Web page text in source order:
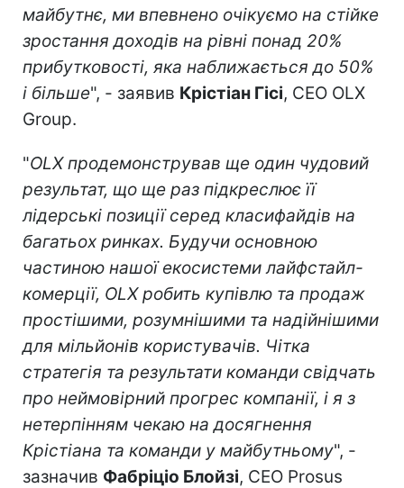
майбутнє, ми впевнено очікуємо на стійке
зростання доходів на рівні понад 20%
прибутковості, яка наближається до 50%
і більше", - заявив Крістіан Гісі, CEO OLX
Group.
"OLX продемонстрував ще один чудовий
результат, що ще раз підкреслює її
лідерські позиції серед класифайдів на
багатьох ринках. Будучи основною
частиною нашої екосистеми лайфстайл-
комерції, OLX робить купівлю та продаж
простішими, розумнішими та надійнішими
для мільйонів користувачів. Чітка
стратегія та результати команди свідчать
про неймовірний прогрес компанії, і я з
нетерпінням чекаю на досягнення
Крістіана та команди у майбутньому", -
зазначив Фабріціо Блойзі, CEO Prosus